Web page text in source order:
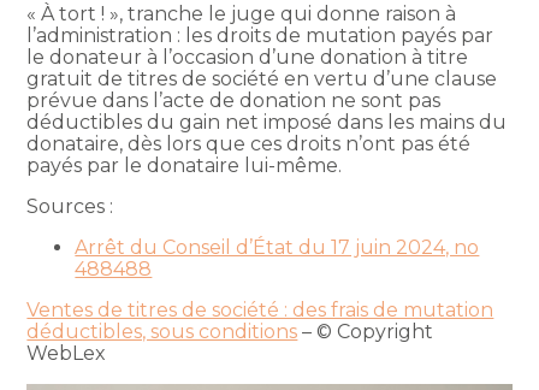
« À tort ! », tranche le juge qui donne raison à
l’administration : les droits de mutation payés par
le donateur à l’occasion d’une donation à titre
gratuit de titres de société en vertu d’une clause
prévue dans l’acte de donation ne sont pas
déductibles du gain net imposé dans les mains du
donataire, dès lors que ces droits n’ont pas été
payés par le donataire lui-même.
Sources :
Arrêt du Conseil d’État du 17 juin 2024, no
488488
Ventes de titres de société : des frais de mutation
déductibles, sous conditions – © Copyright
WebLex